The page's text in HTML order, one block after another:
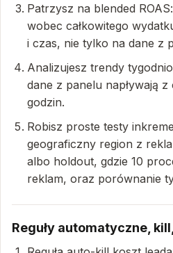
Patrzysz na blended
wobec całkowitego
i czas, nie tylko na dane z
Analizujesz trendy
dane z panelu napływają
godzin.
Robisz proste testy
geograficzny region z
albo holdout, gdzie 10
reklam, oraz porównanie
Reguły automatyczne,